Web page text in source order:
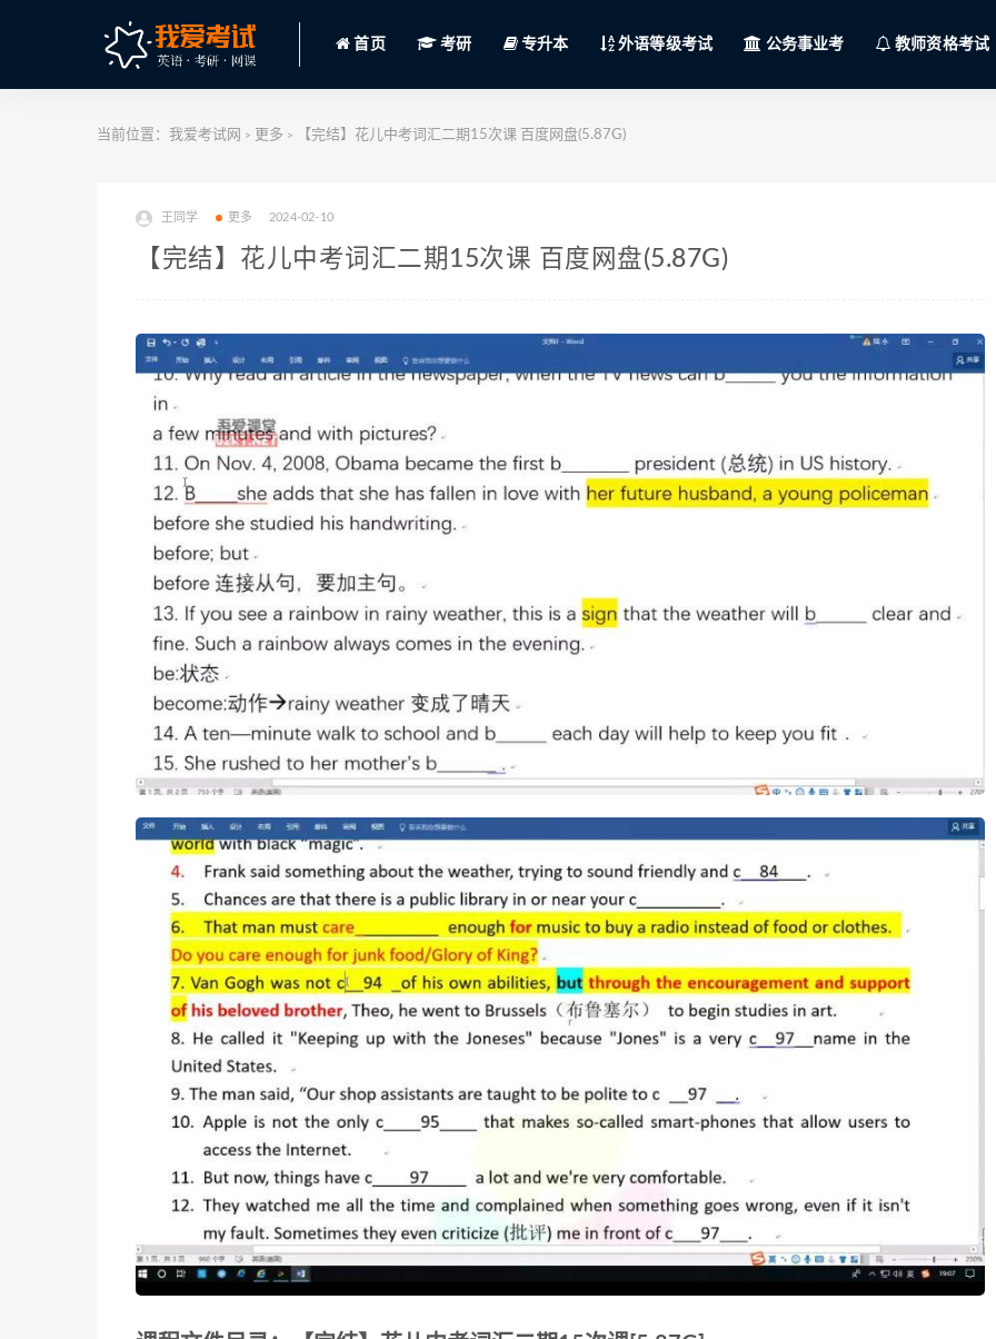
首页 考研 专升本 外语等级考试 公务事业考 教师资格考试
当前位置： 我爱考试网 > 更多 > 【完结】花儿中考词汇二期15次课 百度网盘(5.87G)
王同学 更多 2024-02-10
【完结】花儿中考词汇二期15次课 百度网盘(5.87G)